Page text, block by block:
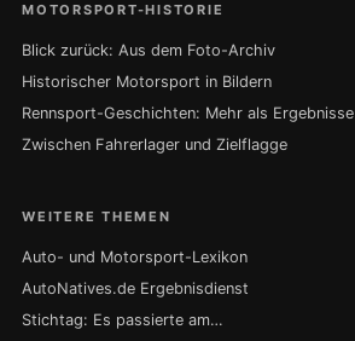
MOTORSPORT-HISTORIE
Blick zurück: Aus dem Foto-Archiv
Historischer Motorsport in Bildern
Rennsport-Geschichten: Mehr als Ergebnisse
Zwischen Fahrerlager und Zielflagge
WEITERE THEMEN
Auto- und Motorsport-Lexikon
AutoNatives.de Ergebnisdienst
Stichtag: Es passierte am…